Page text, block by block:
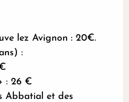
lez Avignon : 20€.
:
: 26 €
Abbatial et des